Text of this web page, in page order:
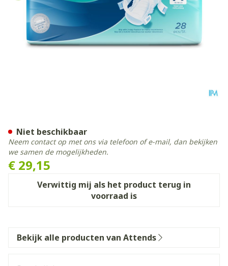
€ 29,15
Verwittig mij als het product terug in
voorraad is
Niet beschikbaar
Neem contact op met ons via telefoon of e-mail, dan bekijken
we samen de mogelijkheden.
Bekijk alle producten van Attends